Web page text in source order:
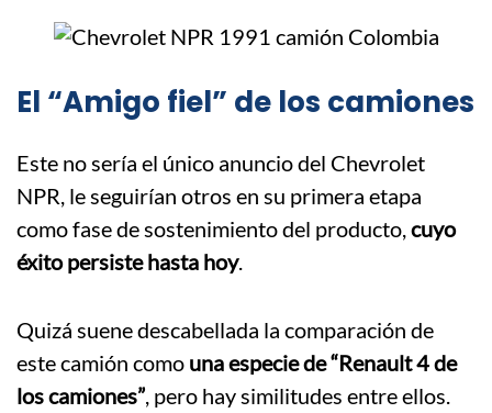
El “Amigo fiel” de los camiones
Este no sería el único anuncio del Chevrolet
NPR, le seguirían otros en su primera etapa
como fase de sostenimiento del producto, cuyo
éxito persiste hasta hoy.
Quizá suene descabellada la comparación de
este camión como una especie de “Renault 4 de
los camiones” , pero hay similitudes entre ellos.